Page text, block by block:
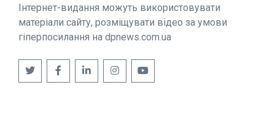
Інтернет-видання можуть використовувати
матеріали сайту, розміщувати відео за умови
гіперпосилання на dpnews.com.ua